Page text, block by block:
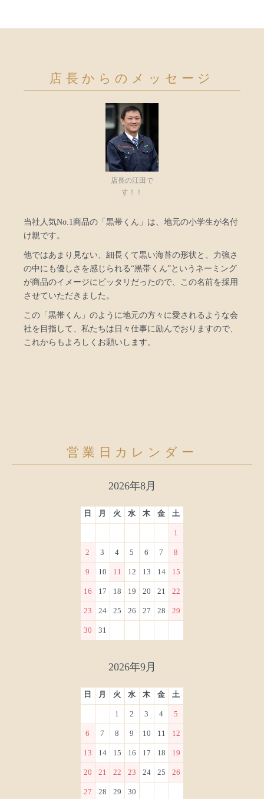
店長からのメッセージ
店長の江田で
す！！
当社人気No.1商品の「黒帯くん」は、地元の小学生が名付
け親です。
他ではあまり見ない、細長くて黒い海苔の形状と、力強さ
の中にも優しさを感じられる“黒帯くん”というネーミング
が商品のイメージにピッタリだったので、この名前を採用
させていただきました。
この「黒帯くん」のように地元の方々に愛されるような会
社を目指して、私たちは日々仕事に励んでおりますので、
これからもよろしくお願いします。
営業日カレンダー
2026年8月
日 月 火 水 木 金 土
1
2 3 4 5 6 7 8
9 10 11 12 13 14 15
16 17 18 19 20 21 22
23 24 25 26 27 28 29
30 31
2026年9月
日 月 火 水 木 金 土
1 2 3 4 5
6 7 8 9 10 11 12
13 14 15 16 17 18 19
20 21 22 23 24 25 26
27 28 29 30